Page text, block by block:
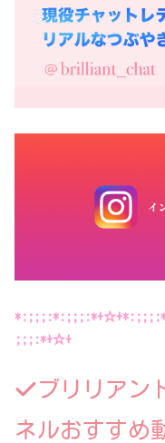
;;;:*+☆+
ブリリアン
ネルおすすめ